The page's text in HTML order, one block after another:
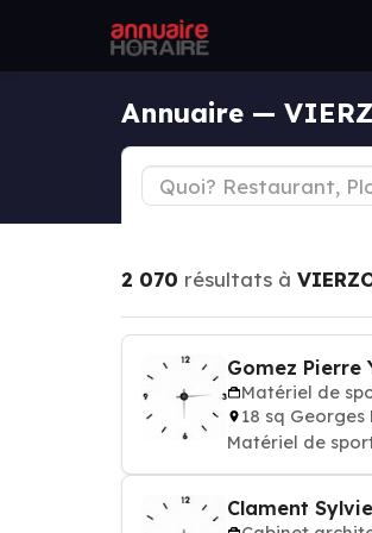
Annuaire —
2 070 résultats à
Gomez Pierre
Matériel de
18 sq Georges
Matériel de
Clament Sylvie